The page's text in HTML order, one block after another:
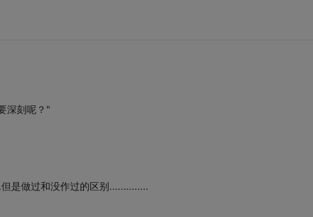
深刻呢？"
是做过和没作过的区别..............